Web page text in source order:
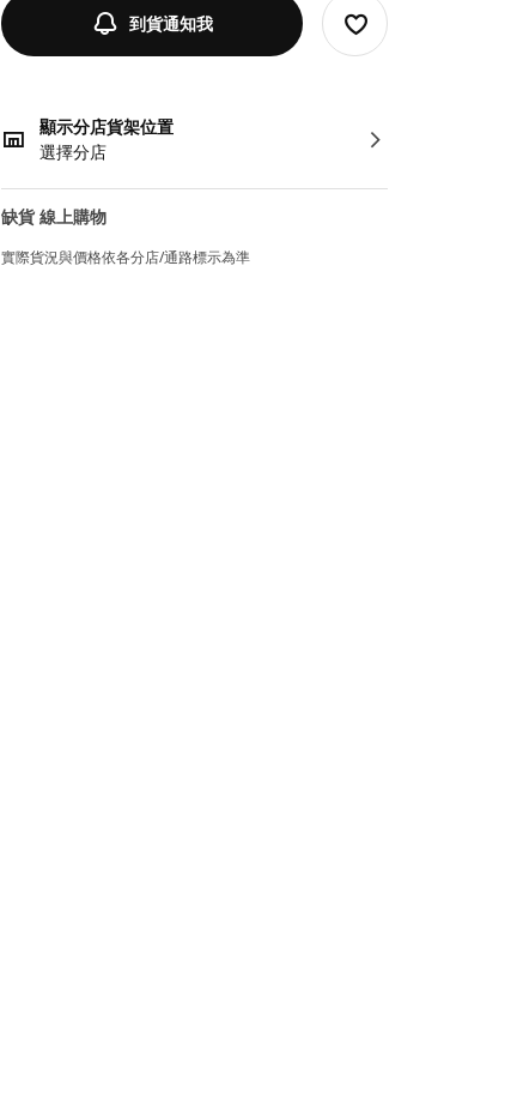
到貨通知我
顯示分店貨架位置
選擇分店
缺貨 線上購物
實際貨況與價格依各分店/通路標示為準